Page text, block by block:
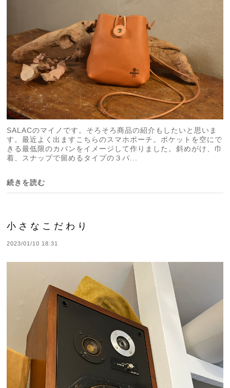
SALACのマイノです。そろそろ商品の紹介もしたいと思いま
す。最近よく出ますこちらのスマホポーチ。ポケットを空にで
きる最低限のカバンをイメージして作りました。斜めがけ、巾
着、スナップで留めるタイプの３パ...
続きを読む
小さなこだわり
2023/01/10 18:31